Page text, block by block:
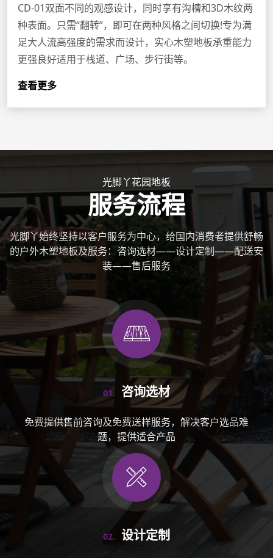
CD-01双面不同的观感设计，同时享有沟槽和3D木纹两
种表面。只需“翻转”，即可在两种风格之间切换!专为满
足大人流高强度的需求而设计，实心木塑地板承重能力
更强良好适用于栈道、广场、步行街等。
查看更多
光脚丫花园地板
服务流程
光脚丫始终坚持以客户服务为中心，给国内消费者提供舒畅
的户外木塑地板及服务：咨询选材——设计定制——配送安
装——售后服务
01. 咨询选材
免费提供售前咨询及免费送样服务，解决客户选品难
题，提供适合产品
02. 设计定制